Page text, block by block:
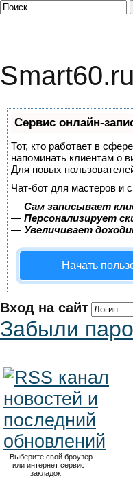
Smart60.ru
Сервис онлайн-
Тот, кто работает в
напоминать клиентам о
Для новых
Чат-бот для мастеров и
— Сам записывает
— Персонализирует
— Увеличивает
Начать
Вход на сайт
Забыли
Выберите свой броузер
или интернет сервис
закладок.